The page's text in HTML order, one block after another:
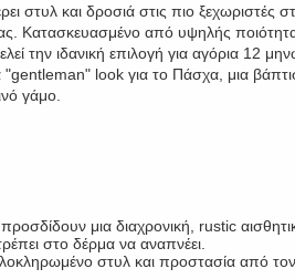
στυλ και δροσιά στις πιο ξεχωριστές
Κατασκευασμένο από υψηλής
την ιδανική επιλογή για αγόρια 12
"gentleman" look για το Πάσχα, μια
γάμο.
μια διαχρονική, rustic
στο δέρμα να αναπνέει.
στυλ και προστασία από τον